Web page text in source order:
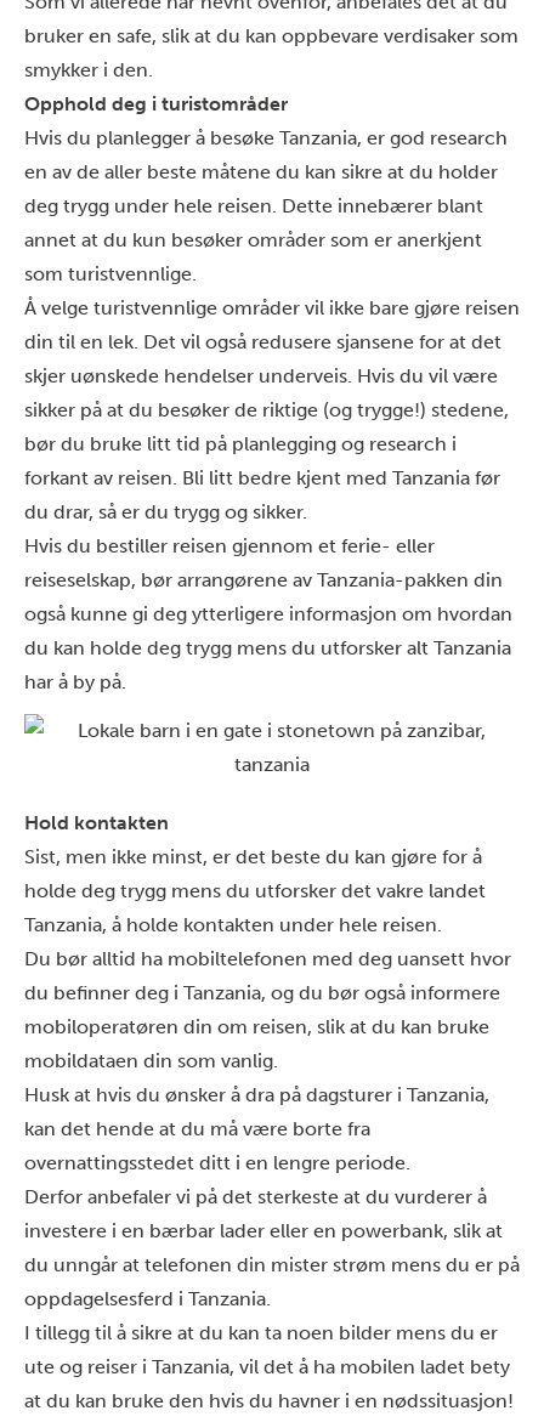
bruker en safe, slik at du kan oppbevare verdisaker som
smykker i den.
Opphold deg i turistområder
Hvis du planlegger å besøke Tanzania, er god research
en av de aller beste måtene du kan sikre at du holder
deg trygg under hele reisen. Dette innebærer blant
annet at du kun besøker områder som er anerkjent
som turistvennlige.
Å velge turistvennlige områder vil ikke bare gjøre reisen
din til en lek. Det vil også redusere sjansene for at det
skjer uønskede hendelser underveis. Hvis du vil være
sikker på at du besøker de riktige (og trygge!) stedene,
bør du bruke litt tid på planlegging og research i
forkant av reisen. Bli litt bedre kjent med Tanzania før
du drar, så er du trygg og sikker.
Hvis du bestiller reisen gjennom et ferie- eller
reiseselskap, bør arrangørene av Tanzania-pakken din
også kunne gi deg ytterligere informasjon om hvordan
du kan holde deg trygg mens du utforsker alt Tanzania
har å by på.
Hold kontakten
Sist, men ikke minst, er det beste du kan gjøre for å
holde deg trygg mens du utforsker det vakre landet
Tanzania, å holde kontakten under hele reisen.
Du bør alltid ha mobiltelefonen med deg uansett hvor
du befinner deg i Tanzania, og du bør også informere
mobiloperatøren din om reisen, slik at du kan bruke
mobildataen din som vanlig.
Husk at hvis du ønsker å dra på dagsturer i Tanzania,
kan det hende at du må være borte fra
overnattingsstedet ditt i en lengre periode.
Derfor anbefaler vi på det sterkeste at du vurderer å
investere i en bærbar lader eller en powerbank, slik at
du unngår at telefonen din mister strøm mens du er på
oppdagelsesferd i Tanzania.
I tillegg til å sikre at du kan ta noen bilder mens du er
ute og reiser i Tanzania, vil det å ha mobilen ladet bety
at du kan bruke den hvis du havner i en nødssituasjon!